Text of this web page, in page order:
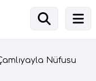
Nüfusu